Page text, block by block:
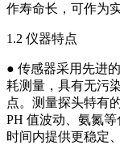
作寿命长，可作为
1.2 仪器特点
● 传感器采用先进
耗测量，具有无污
点。测量探头特有
PH 值波动、氨氮
时间内提供更稳定